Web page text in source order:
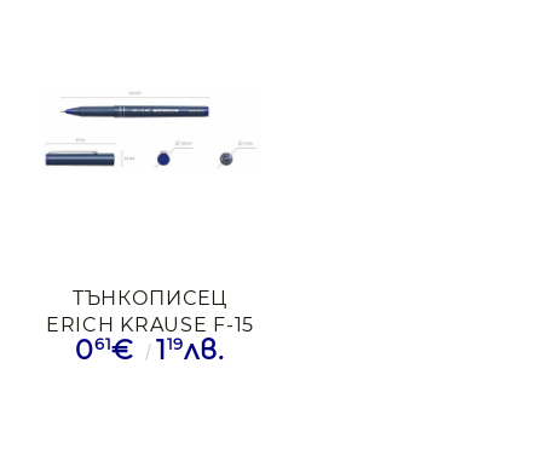
ТЪНКОПИСЕЦ
ERICH KRAUSE F-15
0.6ММ СИН
061€ 1 19лв.